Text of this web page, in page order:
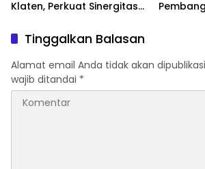
Klaten, Perkuat Sinergitas
Menjaga Kondusifitas
Daerah
Tinggalkan Balasan
Alamat email Anda tidak akan
wajib ditandai *